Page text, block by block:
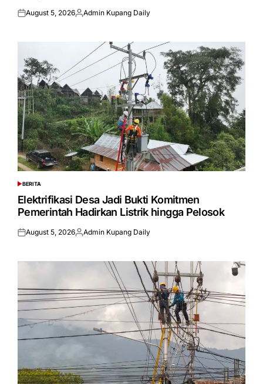
Posted
August 5, 2026Posted
Admin Kupang Daily
POSTED
IN
BERITA
Elektrifikasi Desa Jadi Bukti Komitmen
Pemerintah Hadirkan Listrik hingga Pelosok
Posted
August 5, 2026Posted
Admin Kupang Daily